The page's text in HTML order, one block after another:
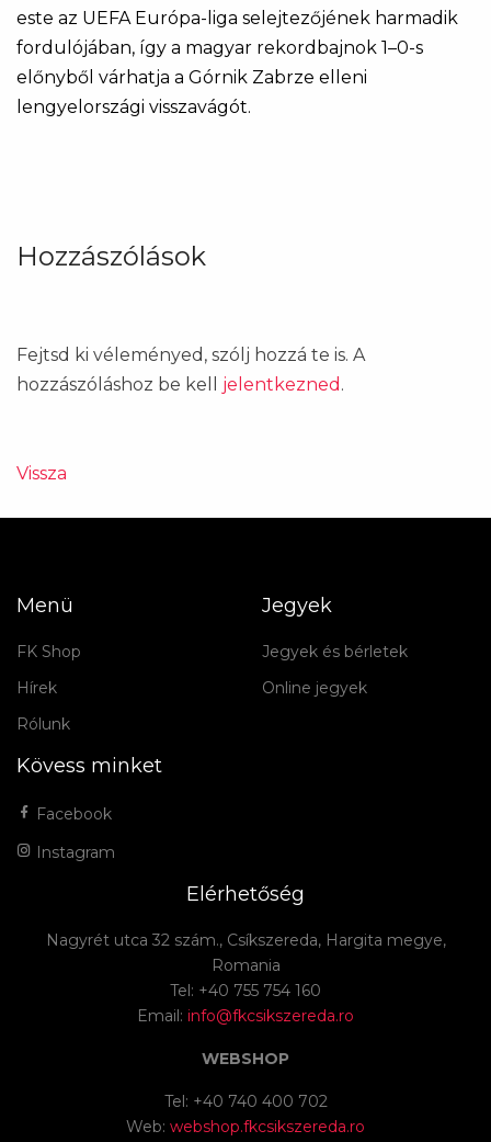
este az UEFA Európa-liga selejtezőjének harmadik
fordulójában, így a magyar rekordbajnok 1–0-s
előnyből várhatja a Górnik Zabrze elleni
lengyelországi visszavágót.
Hozzászólások
Fejtsd ki véleményed, szólj hozzá te is. A
hozzászóláshoz be kell jelentkezned .
Vissza
Menü
FK Shop
Hírek
Rólunk
Jegyek
Jegyek és bérletek
Online jegyek
Kövess minket
Facebook
Instagram
Elérhetőség
Nagyrét utca 32 szám., Csíkszereda, Hargita megye,
Romania
Tel: +40 755 754 160
Email: info@fkcsikszereda.ro
WEBSHOP
Tel: +40 740 400 702
Web: webshop.fkcsikszereda.ro